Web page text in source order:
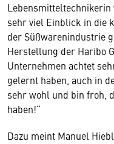
sehr viel Einblick in die
der Süßwarenindustrie
Herstellung der Haribo
Unternehmen achtet
gelernt haben, auch in
sehr wohl und bin froh,
haben!“
Dazu meint Manuel